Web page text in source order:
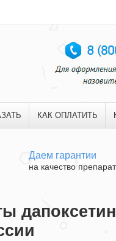
КАК ОПЛАТИТЬ
Даем гарантии
на качество